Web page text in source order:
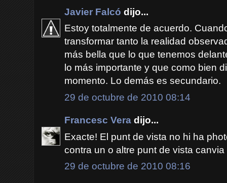
Javier Falcó dijo...
Estoy totalmente de acuerdo.
transformar tanto la realidad
más bella que lo que tenemos
lo más importante y que como bien
momento. Lo demás es secundario.
29 de octubre de 2010 08:14
Francesc Vera dijo...
Exacte! El punt de vista no hi ha
contra un o altre punt de vista
29 de octubre de 2010 08:16